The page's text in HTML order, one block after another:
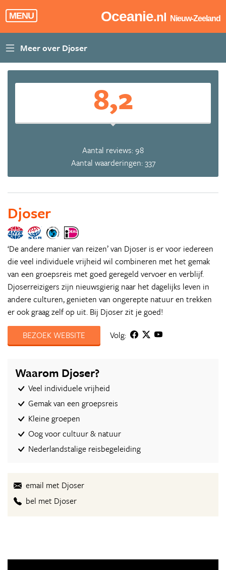
MENU Oceanie.nl Nieuw-Zeeland
8,2
Aantal reviews: 98
Aantal waarderingen: 337
Djoser
‘De andere manier van reizen’ van Djoser is er voor iedereen
die veel individuele vrijheid wil combineren met het gemak
van een groepsreis met goed geregeld vervoer en verblijf.
Djoserreizigers zijn nieuwsgierig naar het dagelijks leven in
andere culturen, genieten van ongerepte natuur en trekken
er ook graag zelf op uit. Bij Djoser zit je goed!
BEZOEK WEBSITE
Volg:
Waarom Djoser?
Veel individuele vrijheid
Gemak van een groepsreis
Kleine groepen
Oog voor cultuur & natuur
Nederlandstalige reisbegeleiding
email met Djoser
bel met Djoser